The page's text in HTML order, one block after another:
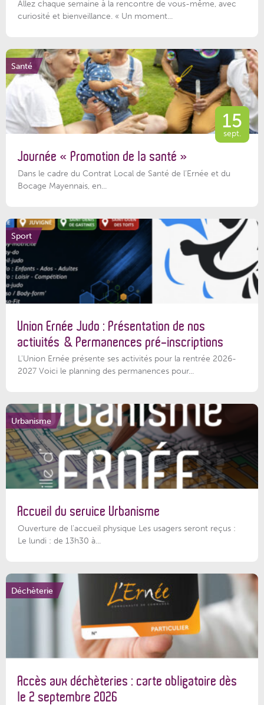
Allez chaque semaine à la rencontre de vous-même, avec
curiosité et bienveillance. « Un moment...
Santé
15
sept.
Journée « Promotion de la santé »
Dans le cadre du Contrat Local de Santé de l’Ernée et du
Bocage Mayennais, en...
Sport
Union Ernée Judo : Présentation de nos
activités & Permanences pré-inscriptions
L'Union Ernée présente ses activités pour la rentrée 2026-
2027 Voici le planning des permanences pour...
Urbanisme
Accueil du service Urbanisme
Ouverture de l'accueil physique Les usagers seront reçus :
Le lundi : de 13h30 à...
Déchèterie
Accès aux déchèteries : carte obligatoire dès
le 2 septembre 2026